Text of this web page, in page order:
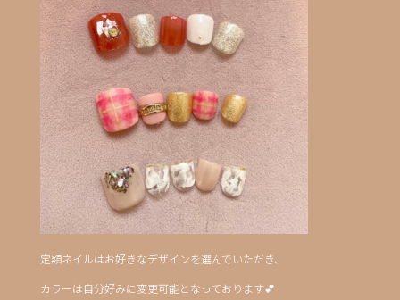
定額ネイルはお好きなデザインを選んでいただき、
カラーは自分好みに変更可能となっております💕